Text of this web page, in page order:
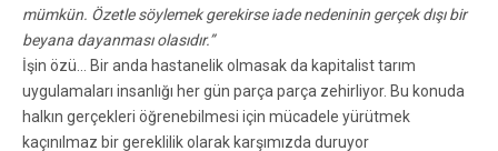
mümkün. Özetle söylemek gerekirse iade nedeninin gerçek dışı bir
beyana dayanması olasıdır.”
İşin özü… Bir anda hastanelik olmasak da kapitalist tarım
uygulamaları insanlığı her gün parça parça zehirliyor. Bu konuda
halkın gerçekleri öğrenebilmesi için mücadele yürütmek
kaçınılmaz bir gereklilik olarak karşımızda duruyor